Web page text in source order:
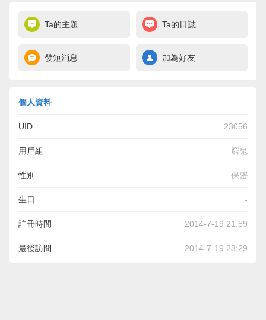
Ta的主題 Ta的日誌
發短消息 加為好友
個人資料
UID 23056
用戶組 窮鬼
性別 保密
生日 -
註冊時間 2014-7-19 21:59
最後訪問 2014-7-19 23:29